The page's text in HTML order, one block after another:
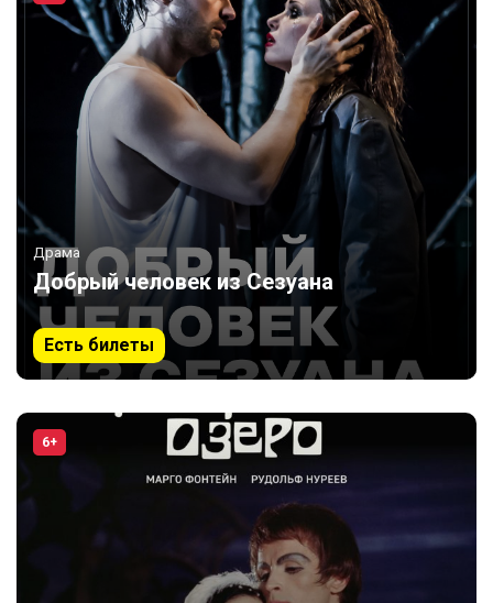
Драма
Добрый человек из Сезуана
Есть билеты
6+